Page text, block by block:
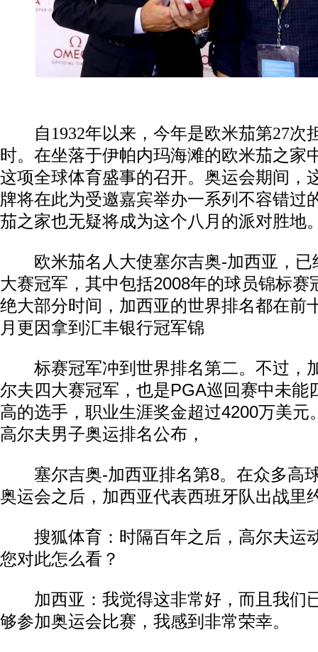
自1932年以来，今年是欧米茄第27次
时。在坐落于伊帕内玛海滩的欧米茄之家
这项全球体育盛事的召开。奥运会期间，
牌将在此为受邀嘉宾举办一系列不容错过
茄之家也无疑将成为这个八月的派对胜地
欧米茄名人大使塞尔吉奥-加西亚，已
大赛冠军，其中包括2008年的球员锦标赛
绝大部分时间，加西亚的世界排名都在前
月更因拿到汇丰银行冠军锦
标赛冠军冲到世界排名第二。不过，
尔夫四大赛冠军，也是PGA巡回赛中未能
高的选手，职业生涯奖金超过4200万美元
高尔夫男子奥运排名公布，
塞尔吉奥-加西亚排名第8。在众多高
奥运会之后，加西亚代表西班牙队出战里
搜狐体育：时隔百年之后，高尔夫运
您对此怎么看？
加西亚：我觉得这非常好，而且我们
够参加奥运会比赛，我感到非常荣幸。